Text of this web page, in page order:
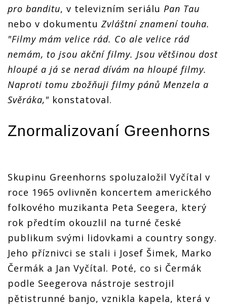
pro banditu, v televizním seriálu Pan Tau
nebo v dokumentu Zvláštní znamení touha.
"Filmy mám velice rád. Co ale velice rád
nemám, to jsou akční filmy. Jsou většinou dost
hloupé a já se nerad dívám na hloupé filmy.
Naproti tomu zbožňuji filmy pánů Menzela a
Svěráka," konstatoval.
Znormalizovaní Greenhorns
Skupinu Greenhorns spoluzaložil Vyčítal v
roce 1965 ovlivněn koncertem amerického
folkového muzikanta Peta Seegera, který
rok předtím okouzlil na turné české
publikum svými lidovkami a country songy.
Jeho příznivci se stali i Josef Šimek, Marko
Čermák a Jan Vyčítal. Poté, co si Čermák
podle Seegerova nástroje sestrojil
pětistrunné banjo, vznikla kapela, která v